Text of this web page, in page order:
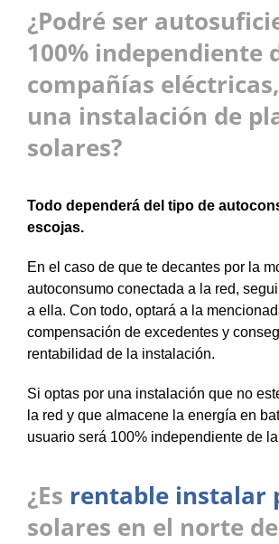
¿Podré ser
100% independiente
compañías
una instalación de
solares?
Todo dependerá del tipo de
escojas.
En el caso de que te decantes por la
autoconsumo conectada a la red,
a ella. Con todo, optará a la
compensación de excedentes y
rentabilidad de la instalación.
Si optas por una instalación que no
la red y que almacene la energía en
usuario será 100% independiente de la
¿Es rentable instalar
solares en el norte